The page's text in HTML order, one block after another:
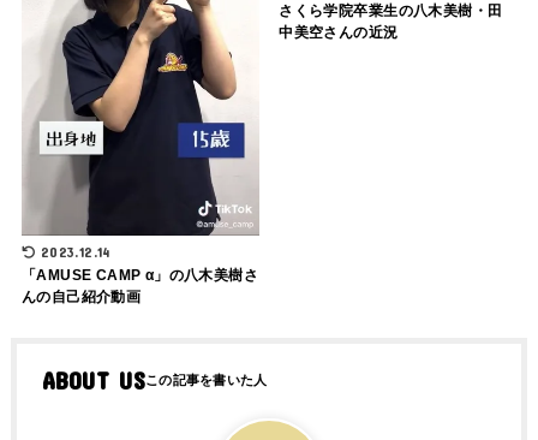
2023.12.14
「AMUSE CAMP α」の八木美樹さ
んの自己紹介動画
さくら学院卒業生の八木美樹・田
中美空さんの近況
ABOUT US